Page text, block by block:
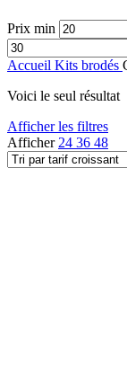
Prix min
Accueil Kits brodés
Voici le seul résultat
Afficher les filtres
Afficher 24 36 48